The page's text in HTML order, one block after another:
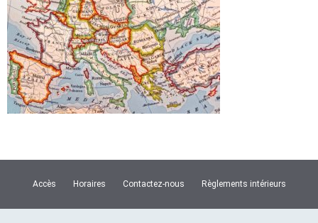
Accès Horaires Contactez-nous Règlements intérieurs